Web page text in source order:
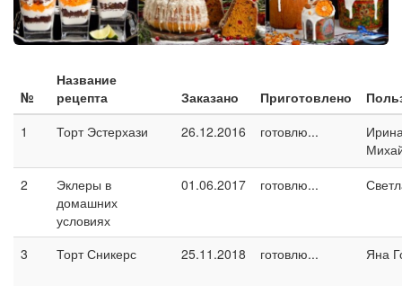
№
Название
рецепта
Заказано Приготовлено
1
Торт Эстерхази 26.12.2016 готовлю...
2
Эклеры в
домашних
условиях
01.06.2017 готовлю...
3 Торт Сникерс 25.11.2018 готовлю... Яна